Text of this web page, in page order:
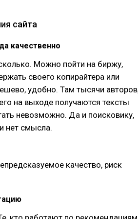
сайта
качественно
Можно пойти на биржу,
своего копирайтера или
удобно. Там тысячи
на выходе получаются тексты
невозможно. Да и поисковику,
нет смысла.
качество, риск